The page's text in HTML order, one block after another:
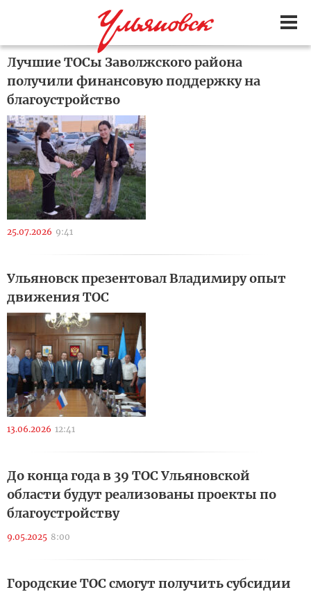
Лучшие ТОСы Заволжского района
получили финансовую поддержку на
благоустройство
25.07.2026 9:41
Ульяновск презентовал Владимиру опыт
движения ТОС
13.06.2026 12:41
До конца года в 39 ТОС Ульяновской
области будут реализованы проекты по
благоустройству
9.05.2025 8:00
Городские ТОС смогут получить субсидии